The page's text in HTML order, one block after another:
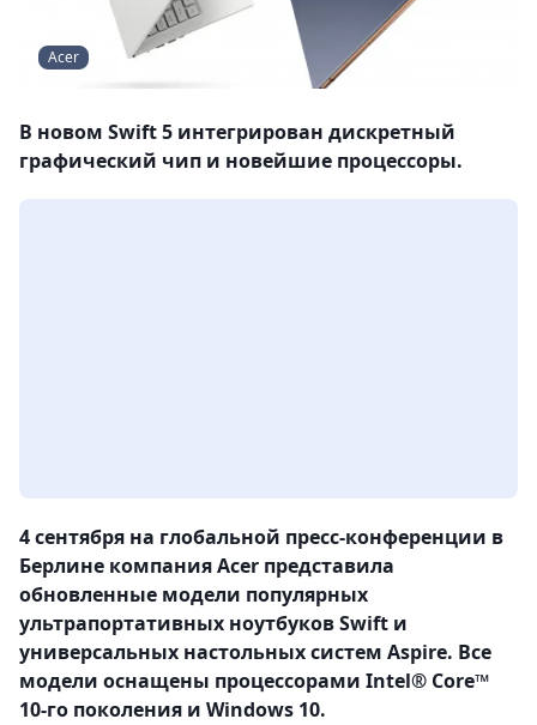
Acer
В новом Swift 5 интегрирован дискретный
графический чип и новейшие процессоры.
4 сентября на глобальной пресс-конференции в
Берлине компания Acer представила
обновленные модели популярных
ультрапортативных ноутбуков Swift и
универсальных настольных систем Aspire. Все
модели оснащены процессорами Intel® Core™
10-го поколения и Windows 10.